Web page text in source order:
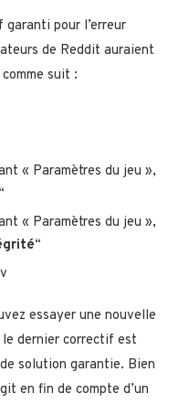
garanti pour l’erreur
de Reddit auraient
suit :
« Paramètres du jeu »,
“
« Paramètres du jeu »,
“
essayer une nouvelle
dernier correctif est
solution garantie. Bien
en fin de compte d’un